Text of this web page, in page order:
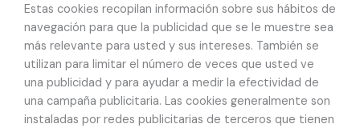
Estas cookies recopilan información sobre sus hábitos de
navegación para que la publicidad que se le muestre sea
más relevante para usted y sus intereses. También se
utilizan para limitar el número de veces que usted ve
una publicidad y para ayudar a medir la efectividad de
una campaña publicitaria. Las cookies generalmente son
instaladas por redes publicitarias de terceros que tienen